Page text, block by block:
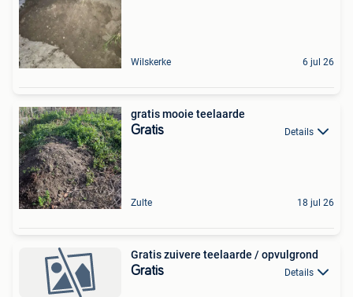
Wilskerke 6 jul 26
gratis mooie teelaarde
Gratis Details
Zulte 18 jul 26
Gratis zuivere teelaarde / opvulgrond
Gratis Details